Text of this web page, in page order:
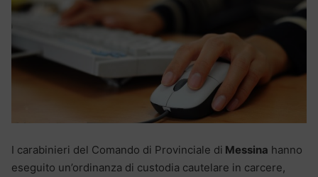
I carabinieri del Comando di Provinciale di Messina hanno
eseguito un’ordinanza di custodia cautelare in carcere,